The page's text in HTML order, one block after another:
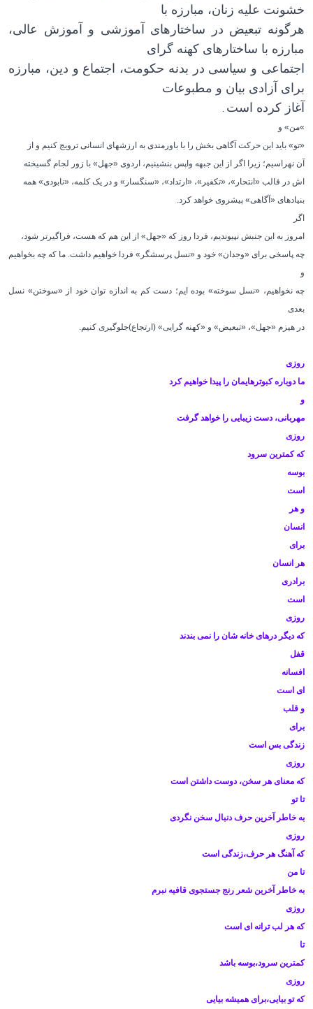
خشونت علیه زنان، مبارزه با
هرگونه تبعیض در ساختارهای آموزشی و آموزش عالی،
مبارزه با ساختارهای کهنه گرای
اجتماعی و سیاسی در بدنه حکومت، اجتماع و دین، مبارزه
برای آزادی بیان و مطبوعات
آغاز کرده است .
«من» و
«تو» باید این حرکت آگاهی بخش را با باورمندی به ارزشهای انسانی ترویج کنیم و از
آن نهراسیم؛ زیرا اگر از این جبهه واپس بنشینیم، اردوی «جهل» با زور لجام گسیخته
اش در قالب «انتحار»، «تکفیر»، «ارتداد»، «سنگسار» و در یک کلمه، «نابودی» همه
بنیادهای «آگاهی» پیشروی خواهد کرد.
اگر
امروز به این جنبش نپیوندیم، فردا روز که «جهل» از این هم که هست، فراگیرتر شود،
چه پاسخی برای «وجدان» خود و «نسل پرسشگر» فردا خواهیم داشت. ما که چه بخواهیم
و
چه نخواهیم، «نسل سوخته» بوده ایم؛ دست کم به اندازه توان خود از «سوختن» نسل
بعدی
در هیزم «جهل»، «تبعیض» و «کهنه گرایی» (ارتجاع)جلوگیری کنیم.
روزی
ما دوباره کبوترهایمان را پیدا خواهیم کرد
و
مهربانی، دست زیبایی را خواهد گرفت
روزی
که کمترین سرود
بوسه
است
و هر
انسان
برای
هر انسان
برادری
است
روزی
که دیگر درهای خانه شان را نمی بندند
قفل
افسانه
ای است
و قلب
برای
زندگی بس است
روزی
که معنای هر سخن، دوست داشتن است
تا تو
به خاطر آخرین حرف دنبال سخن نگردی
روزی
که آهنگ هر حرف،زندگی است
تا من
به خاطر آخرین شعر رنج جستجوی قافیه نبرم
روزی
که هر لب ترانه ای است
تا
کمترین سرود،بوسه باشد
روزی
که تو بیایی،برای همیشه بیایی